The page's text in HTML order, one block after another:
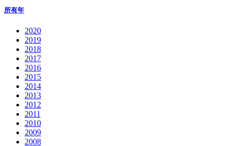
所有年
2020
2019
2018
2017
2016
2015
2014
2013
2012
2011
2010
2009
2008